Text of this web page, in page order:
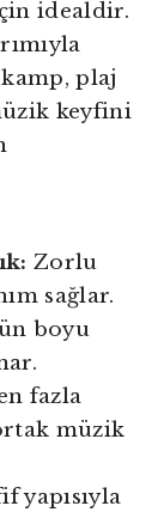
idealdir.
plaj
keyfini
Zorlu
sağlar.
boyu
fazla
müzik
yapısıyla